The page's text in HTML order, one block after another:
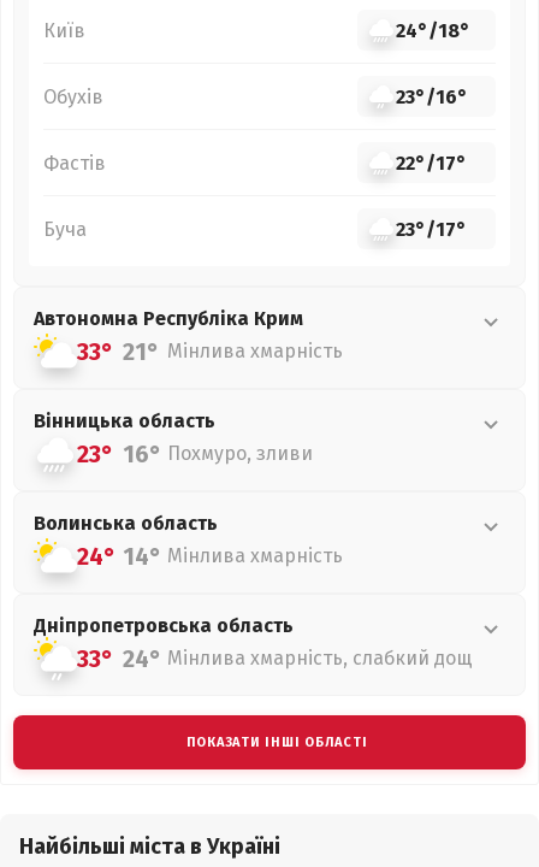
Київ 24°/18°
Обухів 23°/16°
Фастів 22°/17°
Буча 23°/17°
Автономна Республіка Крим
33° 21° Мінлива хмарність
Вінницька область
23° 16° Похмуро, зливи
Волинська область
24° 14° Мінлива хмарність
Дніпропетровська область
33° 24° Мінлива хмарність, слабкий дощ
ПОКАЗАТИ ІНШІ ОБЛАСТІ
Найбільші міста в Україні